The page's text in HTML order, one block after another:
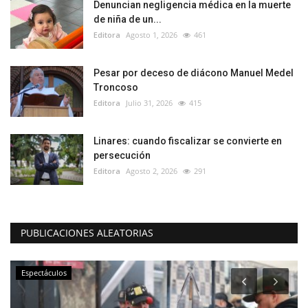
Denuncian negligencia médica en la muerte
de niña de un...
Editora Agosto 1, 2026 461
Pesar por deceso de diácono Manuel Medel
Troncoso
Editora Julio 31, 2026 415
Linares: cuando fiscalizar se convierte en
persecución
Editora Agosto 2, 2026 291
PUBLICACIONES ALEATORIAS
Espectáculos